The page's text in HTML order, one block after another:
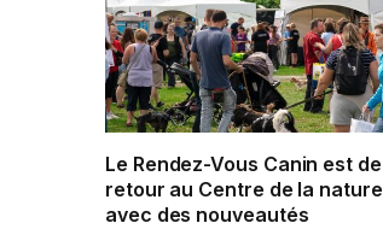
Le Rendez-Vous Canin est de
retour au Centre de la nature
avec des nouveautés